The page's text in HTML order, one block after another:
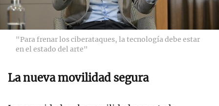
"Para frenar los ciberataques, la tecnología debe estar
en el estado del arte"
La nueva movilidad segura